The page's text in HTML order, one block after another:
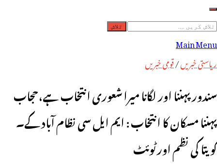
تلاش
کریں
برائے:
Main Menu
ریاستی خبریں/قومی خبریں
سندور پہننا اور لگانا میرا شعوری انتخاب ہے، حجاب
پہننا مسکان کا انتخاب : ایم ایل سی نظام آباد کے۔
کویتا کی نظم اور ٹوئٹ